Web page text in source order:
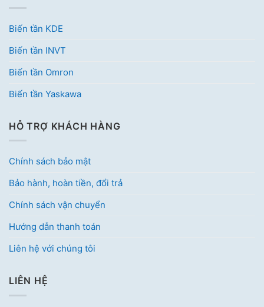
Biến tần KDE
Biến tần INVT
Biến tần Omron
Biến tần Yaskawa
HỖ TRỢ KHÁCH HÀNG
Chính sách bảo mật
Bảo hành, hoàn tiền, đổi trả
Chính sách vận chuyển
Hướng dẫn thanh toán
Liên hệ với chúng tôi
LIÊN HỆ